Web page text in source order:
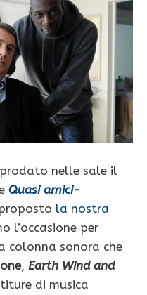
nelle sale il
Quasi amici-
la nostra
l’occasione per
colonna sonora che
, Earth Wind and
di musica